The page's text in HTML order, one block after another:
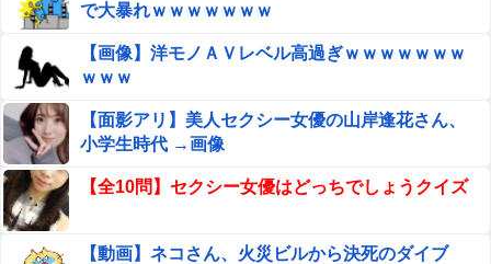
で大暴れｗｗｗｗｗｗｗ
【画像】洋モノＡＶレベル高過ぎｗｗｗｗｗｗｗ
ｗｗｗ
【面影アリ】美人セクシー女優の山岸逢花さん、
小学生時代 →画像
【全10問】セクシー女優はどっちでしょうクイズ
【動画】ネコさん、火災ビルから決死のダイブ